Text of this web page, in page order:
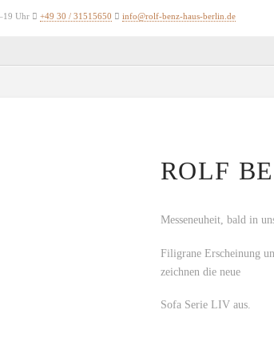
Uhr +49 30 / 31515650 info@rolf-benz-haus-berlin.de
ROLF
Messeneuheit, bald in
Filigrane Erscheinung
zeichnen die neue
Sofa Serie LIV aus.